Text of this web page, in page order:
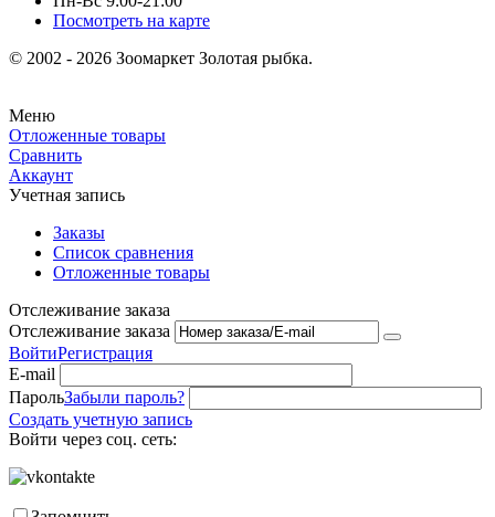
Посмотреть на карте
© 2002 - 2026 Зоомаркет Золотая рыбка.
Меню
Отложенные товары
Сравнить
Аккаунт
Учетная запись
Заказы
Список сравнения
Отложенные товары
Отслеживание заказа
Отслеживание заказа
ВойтиРегистрация
E-mail
ПарольЗабыли пароль?
Создать учетную запись
Войти через соц. сеть: